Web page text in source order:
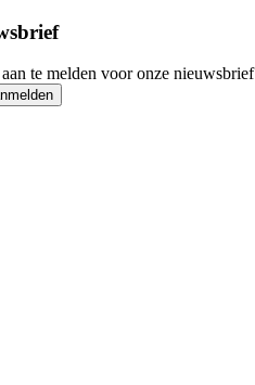
te melden voor onze nieuwsbrief